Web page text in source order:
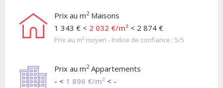
Prix au m2Maisons
1 343 € < 2 032 €/m² < 2 874 €
Prix au m² moyen - Indice de confiance : 5/5
Prix au m2Appartements
- < 1 896 €/m² < -